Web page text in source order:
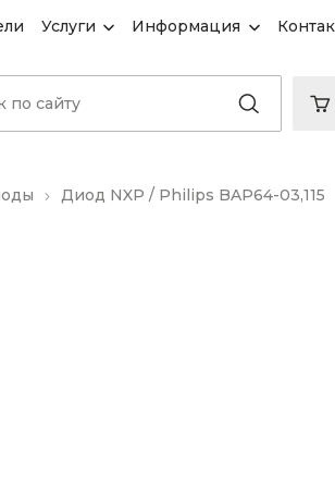
Услуги Информация
Диод NXP / Philips BAP64-03,115